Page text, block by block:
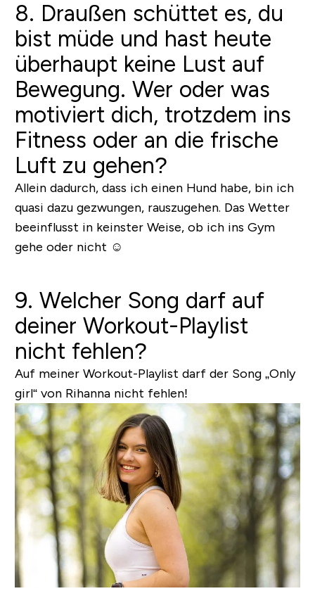
8. Draußen schüttet es, du
bist müde und hast heute
überhaupt keine Lust auf
Bewegung. Wer oder was
motiviert dich, trotzdem ins
Fitness oder an die frische
Luft zu gehen?
Allein dadurch, dass ich einen Hund habe, bin ich
quasi dazu gezwungen, rauszugehen. Das Wetter
beeinflusst in keinster Weise, ob ich ins Gym
gehe oder nicht ☺️
9. Welcher Song darf auf
deiner Workout-Playlist
nicht fehlen?
Auf meiner Workout-Playlist darf der Song „Only
girl“ von Rihanna nicht fehlen!